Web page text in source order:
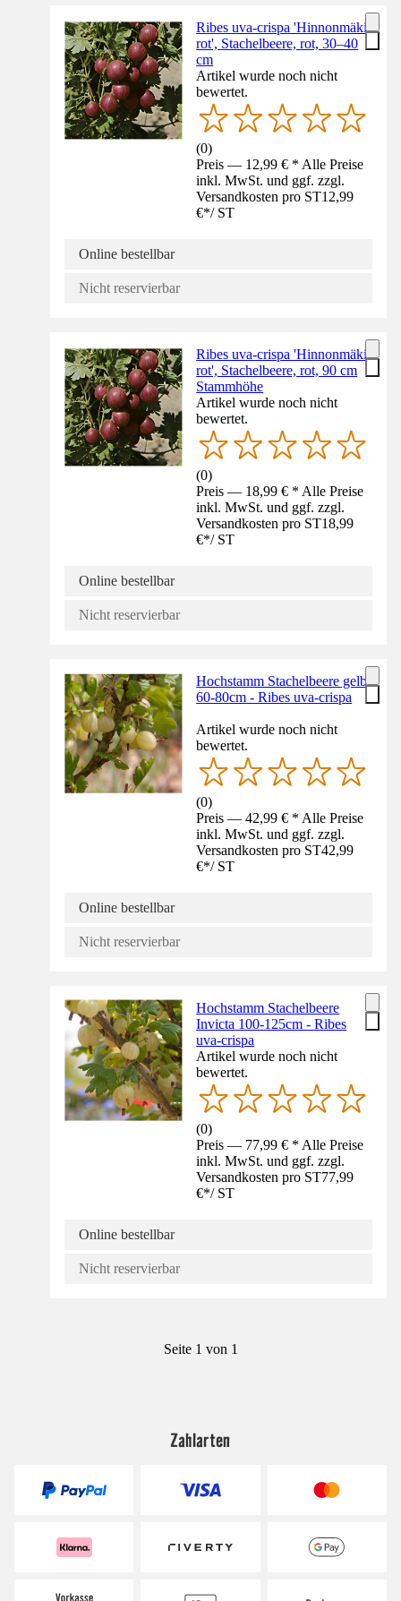
Ribes uva-crispa 'Hinnonmäki
rot', Stachelbeere, rot, 30–40
cm
Artikel wurde noch nicht
bewertet.
(0)
Preis — 12,99 € * Alle Preise
inkl. MwSt. und ggf. zzgl.
Versandkosten pro ST12,99
€*/ ST
Online bestellbar
Nicht reservierbar
Ribes uva-crispa 'Hinnonmäki
rot', Stachelbeere, rot, 90 cm
Stammhöhe
Artikel wurde noch nicht
bewertet.
(0)
Preis — 18,99 € * Alle Preise
inkl. MwSt. und ggf. zzgl.
Versandkosten pro ST18,99
€*/ ST
Online bestellbar
Nicht reservierbar
Hochstamm Stachelbeere gelb
60-80cm - Ribes uva-crispa
Artikel wurde noch nicht
bewertet.
(0)
Preis — 42,99 € * Alle Preise
inkl. MwSt. und ggf. zzgl.
Versandkosten pro ST42,99
€*/ ST
Online bestellbar
Nicht reservierbar
Hochstamm Stachelbeere
Invicta 100-125cm - Ribes
uva-crispa
Artikel wurde noch nicht
bewertet.
(0)
Preis — 77,99 € * Alle Preise
inkl. MwSt. und ggf. zzgl.
Versandkosten pro ST77,99
€*/ ST
Online bestellbar
Nicht reservierbar
Seite 1 von 1
Zahlarten